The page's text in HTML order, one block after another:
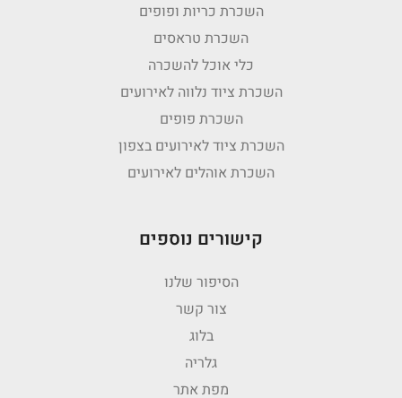
השכרת כריות ופופים
השכרת טראסים
כלי אוכל להשכרה
השכרת ציוד נלווה לאירועים
השכרת פופים
השכרת ציוד לאירועים בצפון
השכרת אוהלים לאירועים
קישורים נוספים
הסיפור שלנו
צור קשר
בלוג
גלריה
מפת אתר